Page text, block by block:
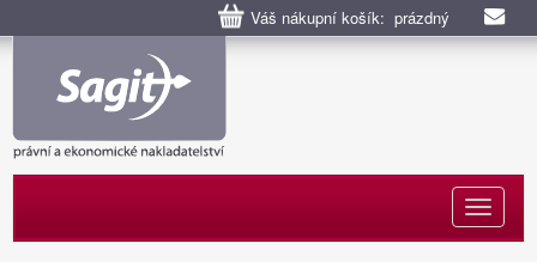
Váš nákupní košík: prázdný